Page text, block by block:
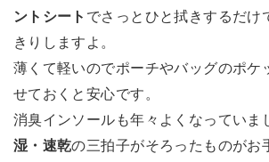
ントシート でさっとひと拭きするだけ
きりしますよ。
薄くて軽いのでポーチやバッグのポケ
せておくと安心です。
消臭インソールも年々よくなっていま
湿・速乾の三拍子がそろったものがお